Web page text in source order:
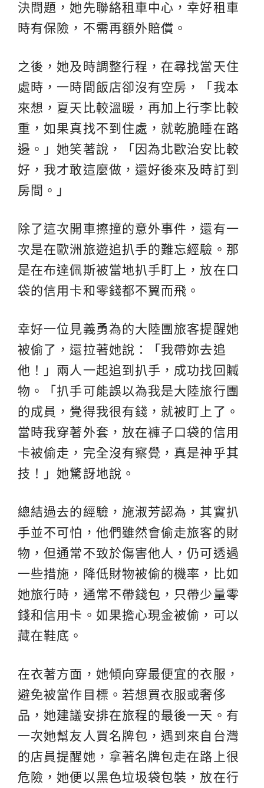
決問題，她先聯絡租車中心，幸好租車
時有保險，不需再額外賠償。
之後，她及時調整行程，在尋找當天住
處時，一時間飯店卻沒有空房，「我本
來想，夏天比較溫暖，再加上行李比較
重，如果真找不到住處，就乾脆睡在路
邊。」她笑著說，「因為北歐治安比較
好，我才敢這麼做，還好後來及時訂到
房間。」
除了這次開車擦撞的意外事件，還有一
次是在歐洲旅遊追扒手的難忘經驗。那
是在布達佩斯被當地扒手盯上，放在口
袋的信用卡和零錢都不翼而飛。
幸好一位見義勇為的大陸團旅客提醒她
被偷了，還拉著她說：「我帶妳去追
他！」兩人一起追到扒手，成功找回贓
物。「扒手可能誤以為我是大陸旅行團
的成員，覺得我很有錢，就被盯上了。
當時我穿著外套，放在褲子口袋的信用
卡被偷走，完全沒有察覺，真是神乎其
技！」她驚訝地說。
總結過去的經驗，施淑芳認為，其實扒
手並不可怕，他們雖然會偷走旅客的財
物，但通常不致於傷害他人，仍可透過
一些措施，降低財物被偷的機率，比如
她旅行時，通常不帶錢包，只帶少量零
錢和信用卡。如果擔心現金被偷，可以
藏在鞋底。
在衣著方面，她傾向穿最便宜的衣服，
避免被當作目標。若想買衣服或奢侈
品，她建議安排在旅程的最後一天。有
一次她幫友人買名牌包，遇到來自台灣
的店員提醒她，拿著名牌包走在路上很
危險，她便以黑色垃圾袋包裝，放在行